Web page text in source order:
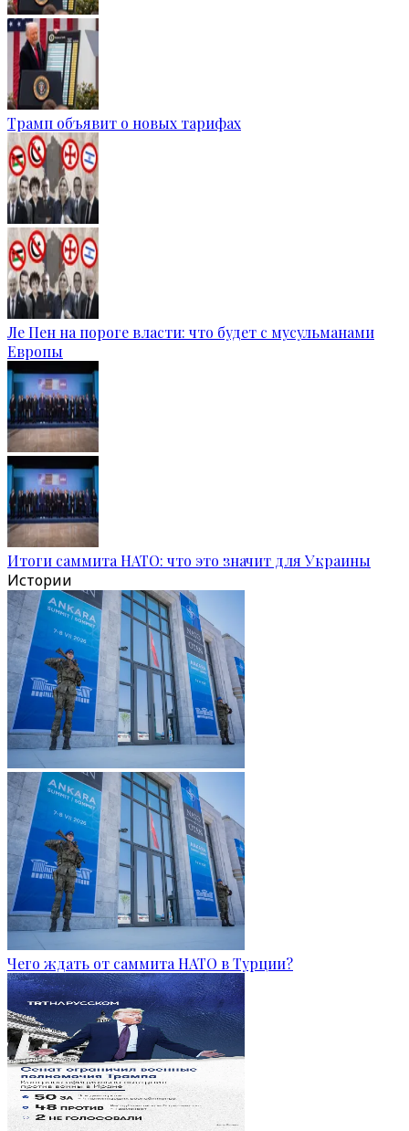
Трамп объявит о новых тарифах
Ле Пен на пороге власти: что будет с мусульманами
Европы
Итоги саммита НАТО: что это значит для Украины
Истории
Чего ждать от саммита НАТО в Турции?